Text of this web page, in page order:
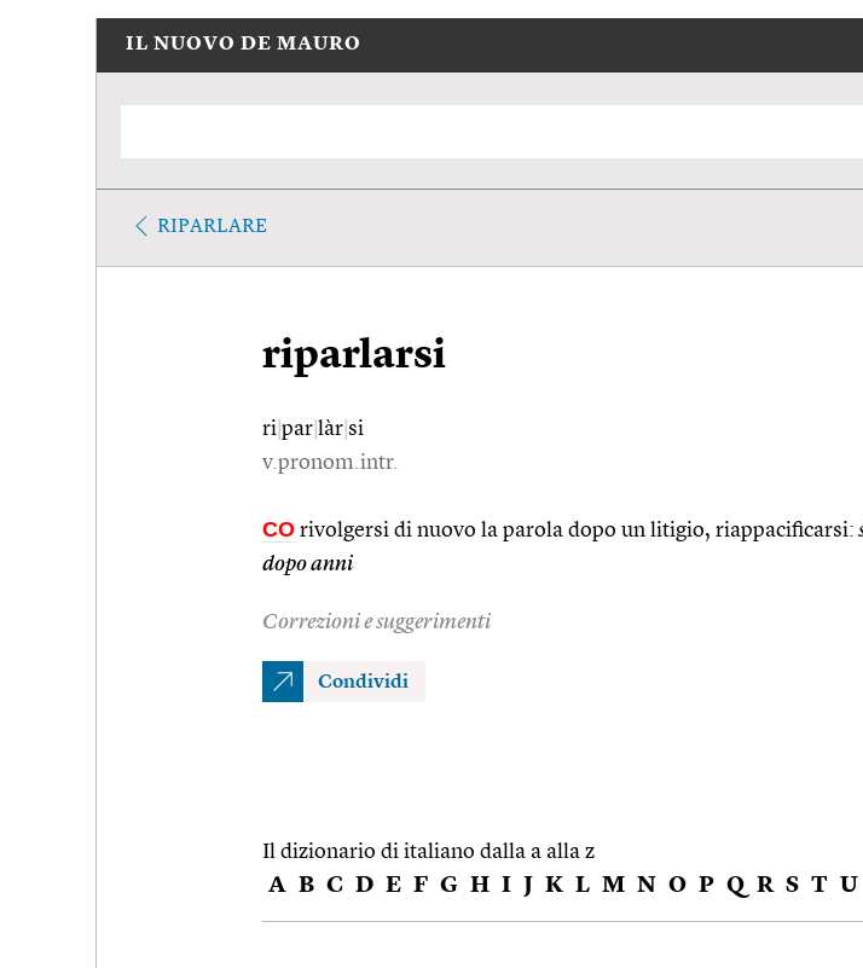
IL NUOVO DE MAURO
RIPARLARE
riparlarsi
ri par làr si
v.pronom.intr.
CO rivolgersi di nuovo la parola dopo un litigio, riappacificarsi:
dopo anni
Correzioni e suggerimenti
Condividi
Il dizionario di italiano dalla a alla z
A B C D E F G H I J K L M N O P Q R S T U